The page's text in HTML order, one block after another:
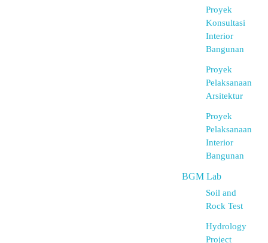
Proyek
Konsultasi
Interior
Bangunan
Proyek
Pelaksanaan
Arsitektur
Proyek
Pelaksanaan
Interior
Bangunan
BGM Lab
Soil and
Rock Test
Hydrology
Project